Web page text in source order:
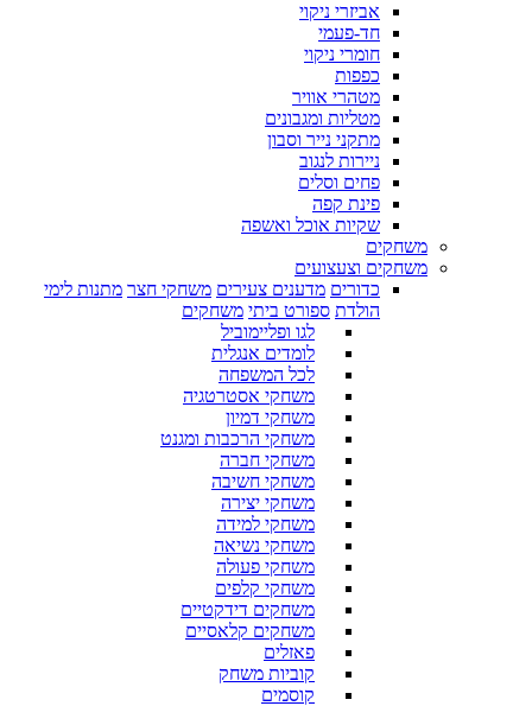
אביזרי ניקוי
חד-פעמי
חומרי ניקוי
כפפות
מטהרי אוויר
מטליות ומגבונים
מתקני נייר וסבון
ניירות לנגוב
פחים וסלים
פינת קפה
שקיות אוכל ואשפה
משחקים
משחקים וצעצועים
כדורים מדענים צעירים משחקי חצר מתנות לימי
הולדת ספורט ביתי משחקים
לגו ופליימוביל
לומדים אנגלית
לכל המשפחה
משחקי אסטרטגיה
משחקי דמיון
משחקי הרכבות ומגנט
משחקי חברה
משחקי חשיבה
משחקי יצירה
משחקי למידה
משחקי נשיאה
משחקי פעולה
משחקי קלפים
משחקים דידקטיים
משחקים קלאסיים
פאזלים
קוביות משחק
קוסמים